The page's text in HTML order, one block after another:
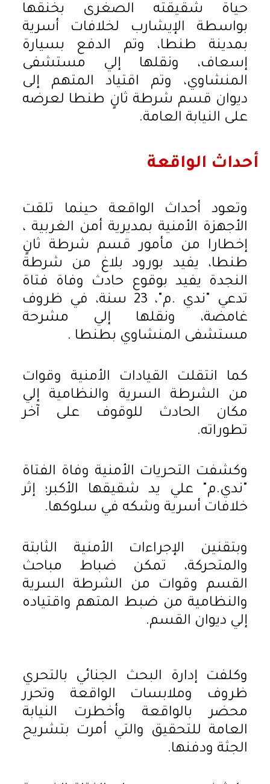
حياة شقيقته الصغرى بخنقها
بواسطة الإيشارب لخلافات أسرية
بمدينة طنطا، وتم الدفع بسيارة
إسعاف، ونقلها إلي مستشفى
المنشاوي، وتم اقتياد المتهم إلى
ديوان قسم شرطة ثانٍ طنطا لعرضه
على النيابة العامة.
أحداث الواقعة
وتعود أحداث الواقعة حينما تلقت
الأجهزة الأمنية بمديرية أمن الغربية ،
إخطارا من مأمور قسم شرطة ثانٍ
طنطا، يفيد بورود بلاغ من شرطة
النجدة يفيد بوقوع حادث وفاة فتاة
تدعي "ندي .م"، 23 سنة، في ظروف
غامضة، ونقلها إلي مشرحة
مستشفى المنشاوي بطنطا .
كما انتقلت القيادات الأمنية وقوات
من الشرطة السرية والنظامية إلي
مكان الحادث للوقوف على آخر
تطوراته.
وكشفت التحريات الأمنية وفاة الفتاة
"ندي.م" علي يد شقيقها الأكبر؛ إثر
خلافات أسرية وشكه في سلوكها.
وبتقنين الإجراءات الأمنية الثابتة
والمتحركة، تمكن ضباط مباحث
القسم وقوات من الشرطة السرية
والنظامية من ضبط المتهم واقتياده
إلي ديوان القسم.
وكلفت إدارة البحث الجنائي بالتحري
ظروف وملابسات الواقعة وتحرر
محضر بالواقعة وأخطرت النيابة
العامة للتحقيق والتي أمرت بتشريح
الجثة ودفنها.